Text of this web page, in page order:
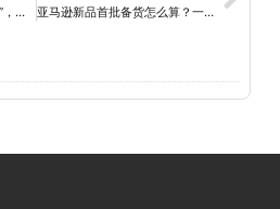
亚马逊上线“零配件补发计划”，拦截退货有了新入口 亚马逊新品首批备货怎么算？一套公式搞定备货风险与快速起量